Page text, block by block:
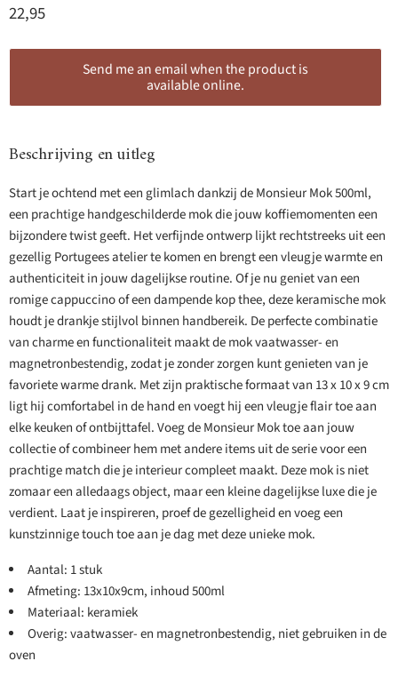
Huidige prijs
22,95
Send me an email when the product is
available online.
Beschrijving en uitleg
Start je ochtend met een glimlach dankzij de Monsieur Mok 500ml,
een prachtige handgeschilderde mok die jouw koffiemomenten een
bijzondere twist geeft. Het verfijnde ontwerp lijkt rechtstreeks uit een
gezellig Portugees atelier te komen en brengt een vleugje warmte en
authenticiteit in jouw dagelijkse routine. Of je nu geniet van een
romige cappuccino of een dampende kop thee, deze keramische mok
houdt je drankje stijlvol binnen handbereik. De perfecte combinatie
van charme en functionaliteit maakt de mok vaatwasser- en
magnetronbestendig, zodat je zonder zorgen kunt genieten van je
favoriete warme drank. Met zijn praktische formaat van 13 x 10 x 9 cm
ligt hij comfortabel in de hand en voegt hij een vleugje flair toe aan
elke keuken of ontbijttafel. Voeg de Monsieur Mok toe aan jouw
collectie of combineer hem met andere items uit de serie voor een
prachtige match die je interieur compleet maakt. Deze mok is niet
zomaar een alledaags object, maar een kleine dagelijkse luxe die je
verdient. Laat je inspireren, proef de gezelligheid en voeg een
kunstzinnige touch toe aan je dag met deze unieke mok.
Aantal: 1 stuk
Afmeting: 13x10x9cm, inhoud 500ml
Materiaal: keramiek
Overig: vaatwasser- en magnetronbestendig, niet gebruiken in de
oven